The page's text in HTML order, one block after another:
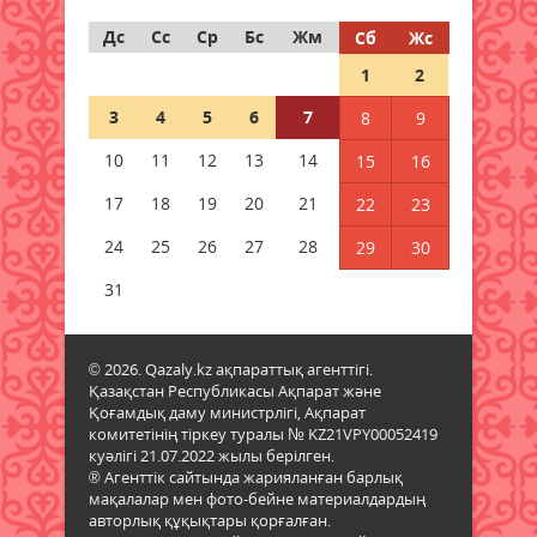
Дауыл, жаңбыр: Еліміздің
бірнеше өңірінде ауа райына
байланысты ескерту жасалды
Бұршақ, дауыл: Еліміздің 16
өңірінде дауылды ескерту
жарияланды
Синоптиктер Қазақстанның екі
қаласында ауа сапасы
нашарлауы мүмкін екенін
ескертті
06 тамыз 2026 ж. 85
Дс
Сс Ср Бс Жм Сб
Жс
1
2
3
4 5 6 7 8
9
10
11 12 13 14 15
16
17
18 19 20 21 22
23
24
25 26 27 28 29
30
31
© 2026. Qazaly.kz ақпараттық агенттігі.
Қазақстан Республикасы Ақпарат және
Қоғамдық даму министрлігі, Ақпарат
комитетінің тіркеу туралы № KZ21VPY00052419
куәлігі 21.07.2022 жылы берілген.
® Агенттік сайтында жарияланған барлық
мақалалар мен фото-бейне материалдардың
авторлық құқықтары қорғалған.